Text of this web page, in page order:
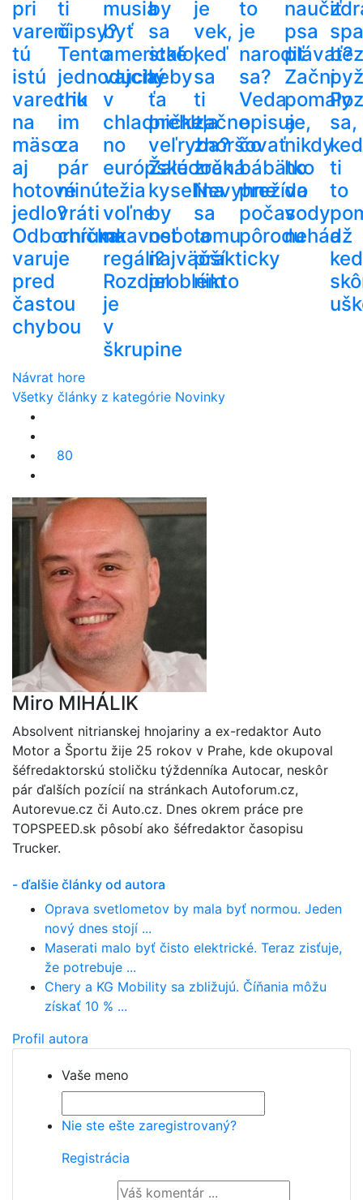
pri
varení
tú
istú
varechu
na
mäso
aj
hotové
jedlo?
Odborníčka
varuje
pred
častou
chybou
ti
čipsy?
Tento
jednoduchý
trik
im
za
pár
minút
vráti
chrumkavosť
musia
byť
americké
vajcia
v
chladničke,
no
európske
ležia
voľne
na
regáli?
Rozdiel
je
v
škrupine
by
sa
stalo,
keby
ťa
prehltla
veľryba?
Žalúdočná
kyselina
by
nebola
najväčší
problém
je
vek,
keď
sa
ti
začne
zhoršovať
zrak.
Nevyhne
sa
tomu
prakticky
nikto
to
je
narodiť
sa?
Veda
opisuje,
čo
bábätko
prežíva
počas
pôrodu
naučiť
psa
plávať?
Začni
pomaly
a
nikdy
ho
do
vody
nehádž
bez
sa,
ti
to
a
Návrat hore
Všetky články z kategórie Novinky
80
Miro MIHÁLIK
Absolvent nitrianskej hnojariny a ex-redaktor Auto
Motor a Športu žije 25 rokov v Prahe, kde okupoval
šéfredaktorskú stoličku týždenníka Autocar, neskôr
pár ďalších pozícií na stránkach Autoforum.cz,
Autorevue.cz či Auto.cz. Dnes okrem práce pre
TOPSPEED.sk pôsobí ako šéfredaktor časopisu
Trucker.
- ďalšie články od autora
Oprava svetlometov by mala byť normou. Jeden
nový dnes stojí ...
Maserati malo byť čisto elektrické. Teraz zisťuje,
že potrebuje ...
Chery a KG Mobility sa zbližujú. Číňania môžu
získať 10 % ...
Profil autora
Vaše meno
Nie ste ešte zaregistrovaný?
Registrácia